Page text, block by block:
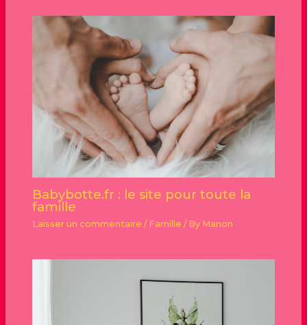
Babybotte.fr : le site pour toute la
famille
Laisser un commentaire / Famille / By Manon